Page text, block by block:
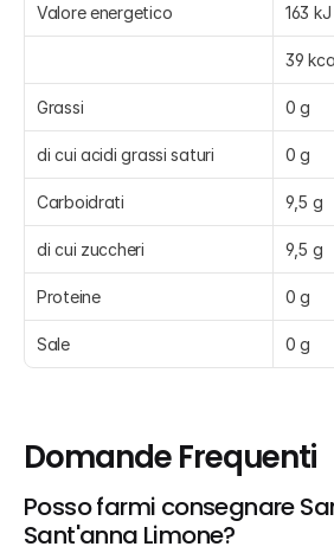
Valore energetico 163 kJ
39
Grassi 0 g
di cui acidi grassi saturi 0 g
Carboidrati 9,5 g
di cui zuccheri 9,5 g
Proteine 0 g
Sale 0 g
Domande Frequenti
Posso farmi consegnare
Sant'anna Limone?